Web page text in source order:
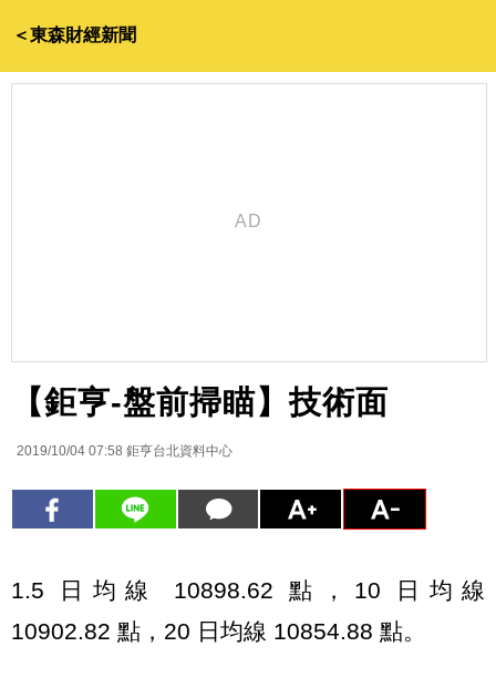
＜東森財經新聞
【鉅亨-盤前掃瞄】技術面
2019/10/04 07:58 鉅亨台北資料中心
1.5 日均線 10898.62 點，10 日均線
10902.82 點，20 日均線 10854.88 點。